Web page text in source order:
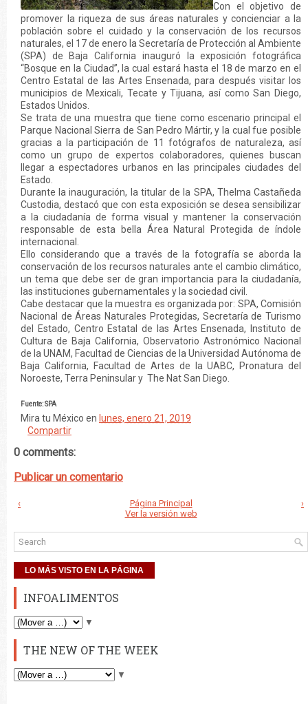
Con el objetivo de
promover la riqueza de sus áreas naturales y concienciar a la
población sobre el cuidado y la conservación de los recursos
naturales, el 17 de enero la Secretaría de Protección al Ambiente
(SPA) de Baja California inauguró la exposición fotográfica
“Bosque en la Ciudad”, la cual estará hasta el 18 de marzo en el
Centro Estatal de las Artes Ensenada, para después visitar los
municipios de Mexicali, Tecate y Tijuana, así como San Diego,
Estados Unidos.
Se trata de una muestra que tiene como escenario principal el
Parque Nacional Sierra de San Pedro Mártir, y la cual fue posible
gracias a la participación de 11 fotógrafos de naturaleza, así
como un grupo de expertos colaboradores, quienes buscan
llegar a espectadores urbanos en las principales ciudades del
Estado.
Durante la inauguración, la titular de la SPA, Thelma Castañeda
Custodia, destacó que con esta exposición se desea sensibilizar
a la ciudadanía de forma visual y mantener la conservación
responsable de esta bella Área Natural Protegida de índole
internacional.
Ello considerando que a través de la fotografía se aborda la
conservación de los recursos naturales ante el cambio climático,
un tema que debe ser de gran importancia para la ciudadanía,
las instituciones gubernamentales y la sociedad civil.
Cabe destacar que la muestra es organizada por: SPA, Comisión
Nacional de Áreas Naturales Protegidas, Secretaría de Turismo
del Estado, Centro Estatal de las Artes Ensenada, Instituto de
Cultura de Baja California, Observatorio Astronómico Nacional
de la UNAM, Facultad de Ciencias de la Universidad Autónoma de
Baja California, Facultad de Artes de la UABC, Pronatura del
Noroeste, Terra Peninsular y The Nat San Diego.
Fuente: SPA
Mira tu México en lunes, enero 21, 2019
Compartir
0 comments:
Publicar un comentario
‹ ›
Página Principal
Ver la versión web
LO MÁS VISTO EN LA PÁGINA
INFOALIMENTOS
▼
THE NEW OF THE WEEK
▼